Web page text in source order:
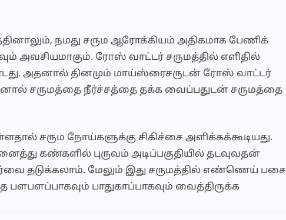
நமது சரும ஆரோக்கியம் அதிகமாக பேணிக்
அவசியமாகும். ரோஸ் வாட்டர் சருமத்தில் எளிதில்
அதனால் தினமும் மாய்ஸ்ரைசருடன் ரோஸ் வாட்டர்
சருமத்தை நீர்ச்சத்தை தக்க வைப்பதுடன் சருமத்தை
சரும நோய்களுக்கு சிகிச்சை அளிக்கக்கூடியது.
கண்களில் புருவம் அடிப்பகுதியில் தடவுவதன்
தடுக்கலாம். மேலும் இது சருமத்தில் எண்ணெய் பசை
பாதுகாப்பாகவும் வைத்திருக்க